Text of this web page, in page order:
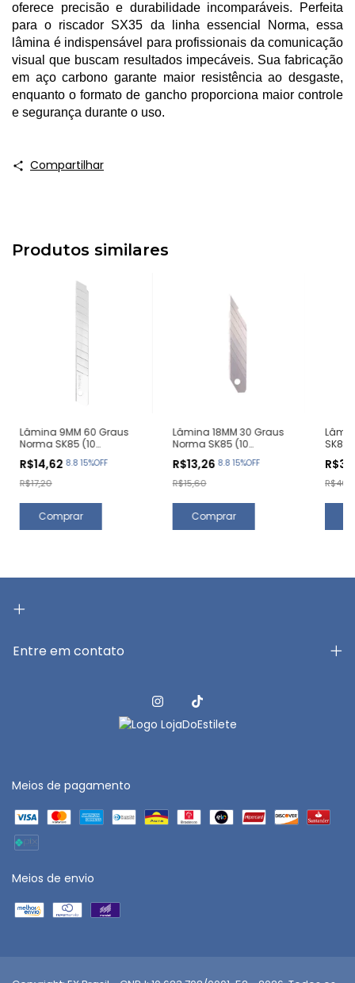
oferece precisão e durabilidade incomparáveis. Perfeita
para o riscador SX35 da linha essencial Norma, essa
lâmina é indispensável para profissionais da comunicação
visual que buscam resultados impecáveis. Sua fabricação
em aço carbono garante maior resistência ao desgaste,
enquanto o formato de gancho proporciona maior controle
e segurança durante o uso.
Compartilhar
Produtos similares
Lâmina 9MM 60 Graus
Norma SK85 (10
R$14,62 8.8 15%OFF
R$17,20
Lâmina 18MM 30 Graus
Norma SK85 (10
R$13,26 8.8 15%OFF
R$15,60
SK85
Entre em contato
Meios de pagamento
Meios de envio